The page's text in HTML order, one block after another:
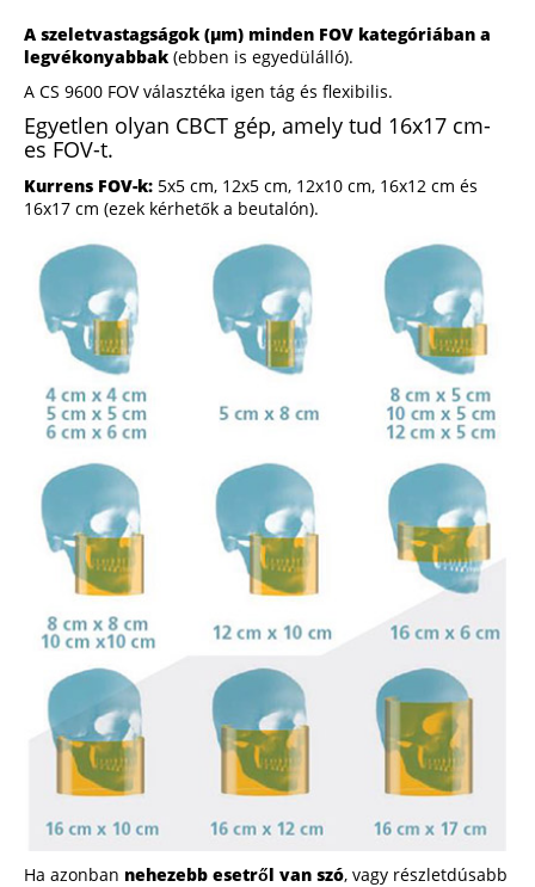
A szeletvastagságok (μm) minden FOV kategóriában a
legvékonyabbak (ebben is egyedülálló).
A CS 9600 FOV választéka igen tág és flexibilis.
Egyetlen olyan CBCT gép, amely tud 16x17 cm-
es FOV-t.
Kurrens FOV-k: 5x5 cm, 12x5 cm, 12x10 cm, 16x12 cm és
16x17 cm (ezek kérhetők a beutalón).
Ha azonban nehezebb esetről van szó, vagy részletdúsabb